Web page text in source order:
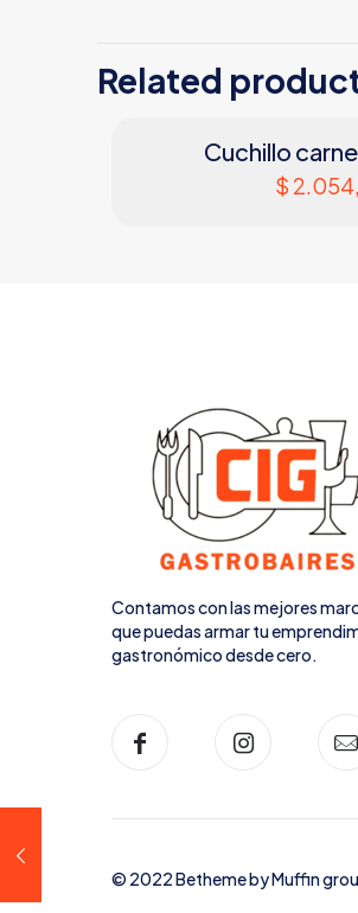
Related
Cuchillo
$
Contamos con las mejores
que puedas armar tu
gastronómico desde cero.
© 2022 Betheme byMuffin